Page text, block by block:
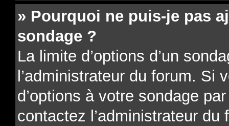
» Pourquoi ne puis-je pas
sondage ?
La limite d’options d’un
l’administrateur du forum. Si
d’options à votre sondage
contactez l’administrateur du